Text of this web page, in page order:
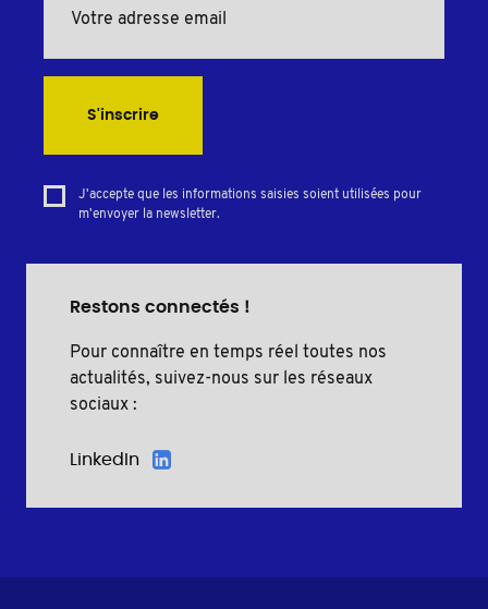
S'inscrire
J'accepte que les informations saisies soient utilisées pour
m'envoyer la newsletter.
Restons connectés !
Pour connaître en temps réel toutes nos
actualités, suivez-nous sur les réseaux
sociaux :
LinkedIn